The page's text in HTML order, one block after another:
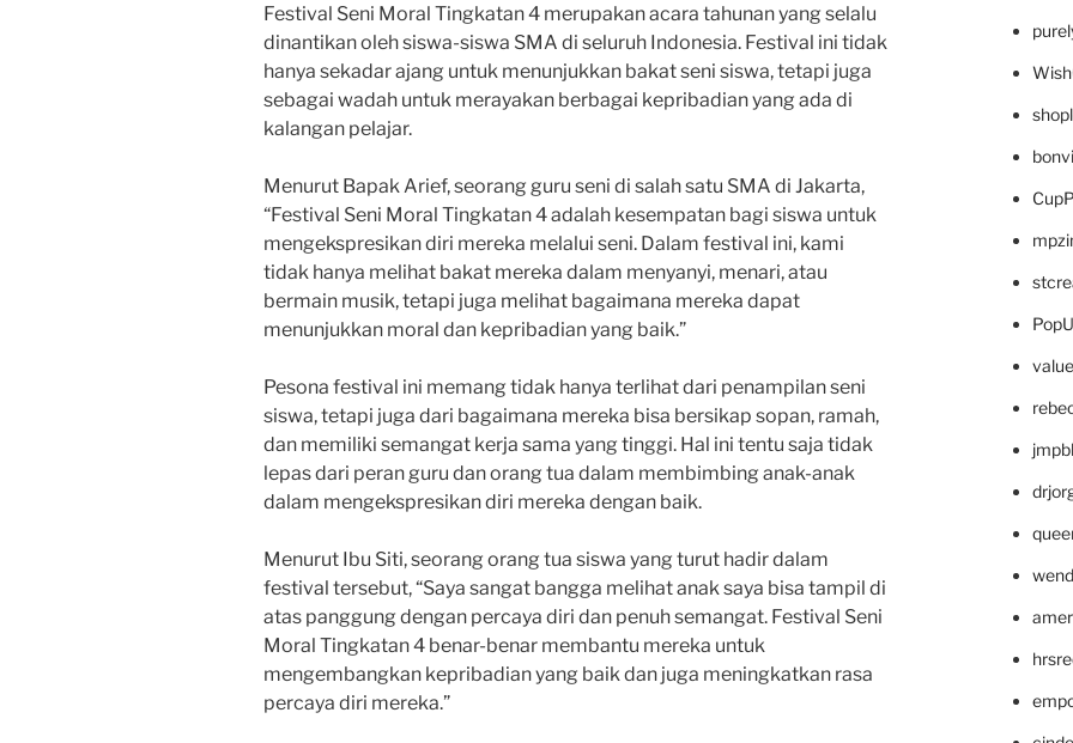
Festival Seni Moral Tingkatan 4 merupakan acara tahunan yang selalu
dinantikan oleh siswa-siswa SMA di seluruh Indonesia. Festival ini tidak
hanya sekadar ajang untuk menunjukkan bakat seni siswa, tetapi juga
sebagai wadah untuk merayakan berbagai kepribadian yang ada di
kalangan pelajar.
Menurut Bapak Arief, seorang guru seni di salah satu SMA di Jakarta,
“Festival Seni Moral Tingkatan 4 adalah kesempatan bagi siswa untuk
mengekspresikan diri mereka melalui seni. Dalam festival ini, kami
tidak hanya melihat bakat mereka dalam menyanyi, menari, atau
bermain musik, tetapi juga melihat bagaimana mereka dapat
menunjukkan moral dan kepribadian yang baik.”
Pesona festival ini memang tidak hanya terlihat dari penampilan seni
siswa, tetapi juga dari bagaimana mereka bisa bersikap sopan, ramah,
dan memiliki semangat kerja sama yang tinggi. Hal ini tentu saja tidak
lepas dari peran guru dan orang tua dalam membimbing anak-anak
dalam mengekspresikan diri mereka dengan baik.
Menurut Ibu Siti, seorang orang tua siswa yang turut hadir dalam
festival tersebut, “Saya sangat bangga melihat anak saya bisa tampil di
atas panggung dengan percaya diri dan penuh semangat. Festival Seni
Moral Tingkatan 4 benar-benar membantu mereka untuk
mengembangkan kepribadian yang baik dan juga meningkatkan rasa
percaya diri mereka.”